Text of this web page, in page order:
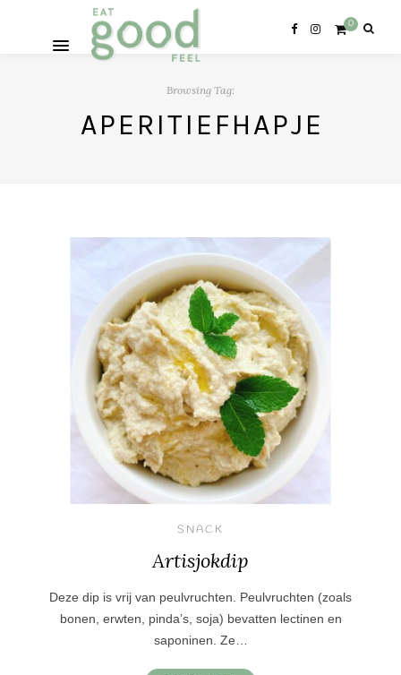
0
Browsing Tag:
APERITIEFHAPJE
SNACK
Artisjokdip
Deze dip is vrij van peulvruchten. Peulvruchten (zoals
bonen, erwten, pinda’s, soja) bevatten lectinen en
saponinen. Ze…